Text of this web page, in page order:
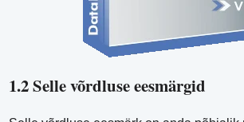
1.2 Selle võrdluse eesmärgid